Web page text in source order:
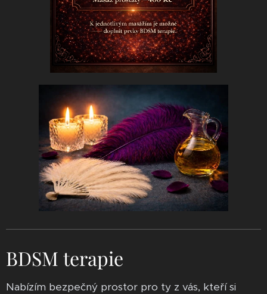
BDSM terapie
Nabízím bezpečný prostor pro ty z vás, kteří si